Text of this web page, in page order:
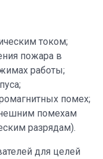
током;
пожара в
работы;
помех;
помехам
разрядам).
для целей